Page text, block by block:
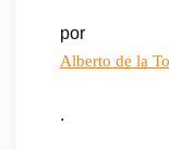
por
Alberto de la
.